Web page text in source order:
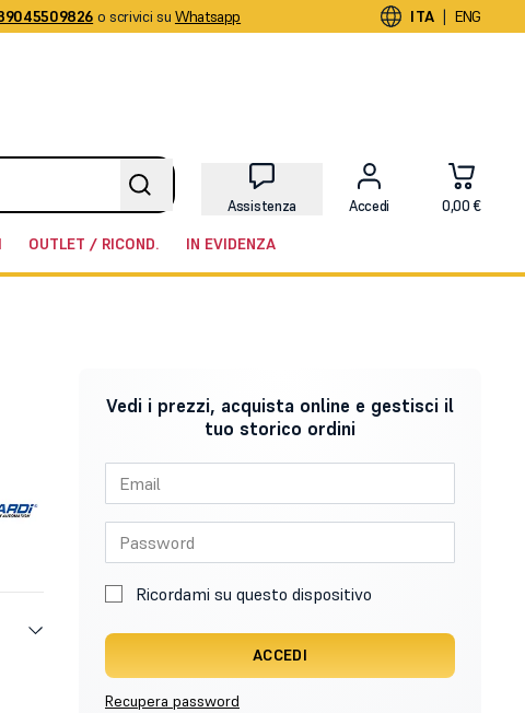
o scrivici su Whatsapp ITA | ENG
Assistenza Accedi 0,00 €
OUTLET / RICOND. IN EVIDENZA
Vedi i prezzi, acquista online e gestisci il
tuo storico ordini
Ricordami su questo dispositivo
ACCEDI
Recupera password